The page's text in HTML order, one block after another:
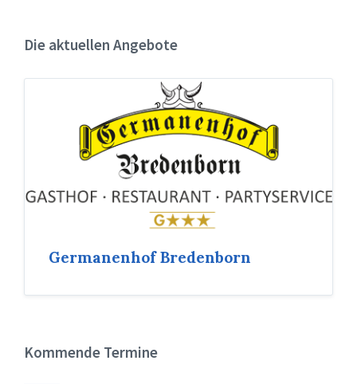
Die aktuellen Angebote
Germanenhof Bredenborn
Kommende Termine